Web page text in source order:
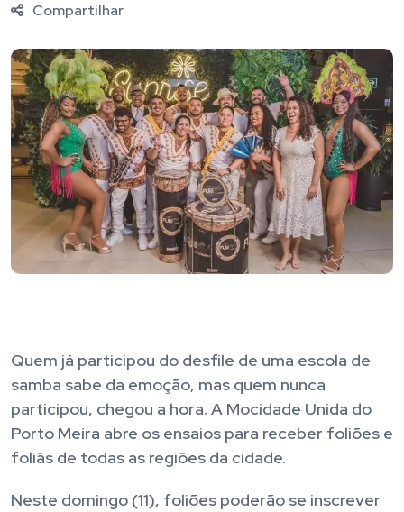
Compartilhar
Quem já participou do desfile de uma escola de
samba sabe da emoção, mas quem nunca
participou, chegou a hora. A Mocidade Unida do
Porto Meira abre os ensaios para receber foliões e
foliãs de todas as regiões da cidade.
Neste domingo (11), foliões poderão se inscrever